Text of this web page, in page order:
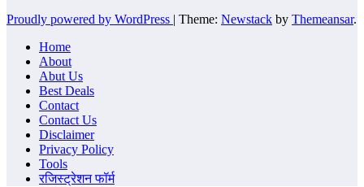
Proudly powered by WordPress | Theme: Newstack by Themeansar.
Home
About
Abut Us
Best Deals
Contact
Contact Us
Disclaimer
Privacy Policy
Tools
रजिस्ट्रेशन फॉर्म